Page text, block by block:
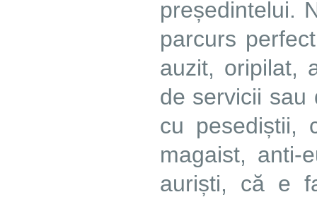
președintelui.
parcurs
auzit, oripilat,
de servicii sau
cu pesediștii,
magaist, anti-
auriști, că e